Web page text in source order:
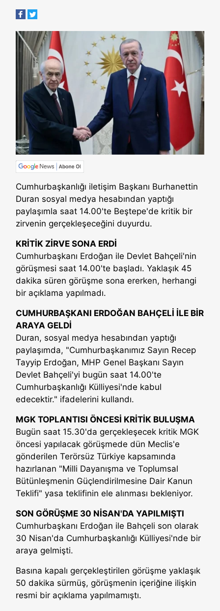
Cumhurbaşkanlığı iletişim Başkanı Burhanettin
Duran sosyal medya hesabından yaptığı
paylaşımla saat 14.00'te Beştepe'de kritik bir
zirvenin gerçekleşeceğini duyurdu.
KRİTİK ZİRVE SONA ERDİ
Cumhurbaşkanı Erdoğan ile Devlet Bahçeli'nin
görüşmesi saat 14.00'te başladı. Yaklaşık 45
dakika süren görüşme sona ererken, herhangi
bir açıklama yapılmadı.
CUMHURBAŞKANI ERDOĞAN BAHÇELİ İLE BİR
ARAYA GELDİ
Duran, sosyal medya hesabından yaptığı
paylaşımda, "Cumhurbaşkanımız Sayın Recep
Tayyip Erdoğan, MHP Genel Başkanı Sayın
Devlet Bahçeli'yi bugün saat 14.00'te
Cumhurbaşkanlığı Külliyesi'nde kabul
edecektir." ifadelerini kullandı.
MGK TOPLANTISI ÖNCESİ KRİTİK BULUŞMA
Bugün saat 15.30'da gerçekleşecek kritik MGK
öncesi yapılacak görüşmede dün Meclis'e
gönderilen Terörsüz Türkiye kapsamında
hazırlanan "Milli Dayanışma ve Toplumsal
Bütünleşmenin Güçlendirilmesine Dair Kanun
Teklifi" yasa teklifinin ele alınması bekleniyor.
SON GÖRÜŞME 30 NİSAN'DA YAPILMIŞTI
Cumhurbaşkanı Erdoğan ile Bahçeli son olarak
30 Nisan'da Cumhurbaşkanlığı Külliyesi'nde bir
araya gelmişti.
Basına kapalı gerçekleştirilen görüşme yaklaşık
50 dakika sürmüş, görüşmenin içeriğine ilişkin
resmi bir açıklama yapılmamıştı.